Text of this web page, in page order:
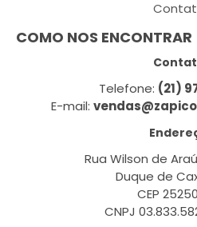
COMO NOS ENCONTRAR
Telefone: (21)
E-mail:
Rua Wilson de
Duque de
CEP
CNPJ